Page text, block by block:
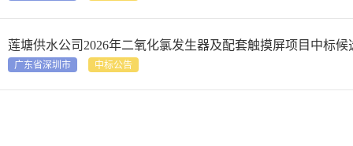
莲塘供水公司2026年二氧化氯发生器及配套触摸屏项目中标候
广东省深圳市 中标公告